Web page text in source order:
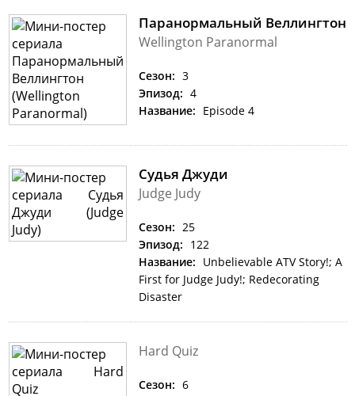
Паранормальный Веллингтон
Wellington Paranormal
Сезон: 3
Эпизод: 4
Название: Episode 4
Судья Джуди
Judge Judy
Сезон: 25
Эпизод: 122
Название: Unbelievable ATV Story!; A
First for Judge Judy!; Redecorating
Disaster
Hard Quiz
Сезон: 6